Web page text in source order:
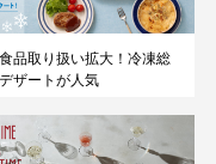
品取り扱い拡大！冷凍総
ザートが人気